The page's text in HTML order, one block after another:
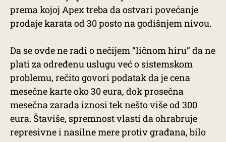
prema kojoj Apex treba da ostvari povećanje
prodaje karata od 30 posto na godišnjem nivou.
Da se ovde ne radi o nečijem “ličnom hiru” da ne
plati za određenu uslugu već o sistemskom
problemu, rečito govori podatak da je cena
mesečne karte oko 30 eura, dok prosečna
mesečna zarada iznosi tek nešto više od 300
eura. Štaviše, spremnost vlasti da ohrabruje
represivne i nasilne mere protiv građana, bilo